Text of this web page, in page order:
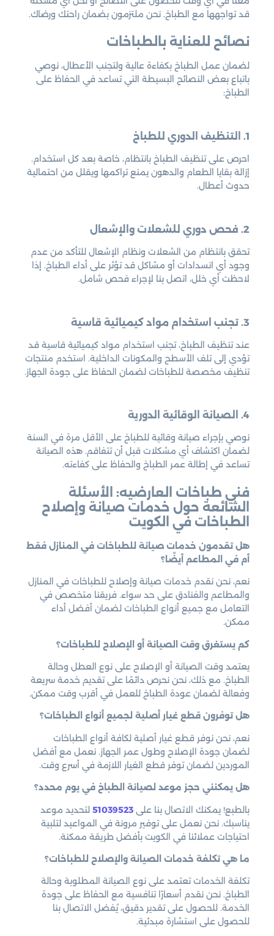
قد تواجهها مع الطباخ. نحن ملتزمون بضمان راحتك ورضاك.
نصائح للعناية بالطباخات
لضمان عمل الطباخ بكفاءة عالية ولتجنب الأعطال، نوصي
باتباع بعض النصائح البسيطة التي تساعد في الحفاظ على
الطباخ:
1. التنظيف الدوري للطباخ
احرص على تنظيف الطباخ بانتظام، خاصة بعد كل استخدام.
إزالة بقايا الطعام والدهون يمنع تراكمها ويقلل من احتمالية
حدوث أعطال.
2. فحص دوري للشعلات والإشعال
تحقق بانتظام من الشعلات ونظام الإشعال للتأكد من عدم
وجود أي انسدادات أو مشاكل قد تؤثر على أداء الطباخ. إذا
لاحظت أي خلل، اتصل بنا لإجراء فحص شامل.
3. تجنب استخدام مواد كيميائية قاسية
عند تنظيف الطباخ، تجنب استخدام مواد كيميائية قاسية قد
تؤدي إلى تلف الأسطح والمكونات الداخلية. استخدم منتجات
تنظيف مخصصة للطباخات لضمان الحفاظ على جودة الجهاز.
4. الصيانة الوقائية الدورية
نوصي بإجراء صيانة وقائية للطباخ على الأقل مرة في السنة
لضمان اكتشاف أي مشكلات قبل أن تتفاقم. هذه الصيانة
تساعد في إطالة عمر الطباخ والحفاظ على كفاءته.
فني طباخات العارضيه: الأسئلة
الشائعة حول خدمات صيانة وإصلاح
الطباخات في الكويت
هل تقدمون خدمات صيانة للطباخات في المنازل فقط
أم في المطاعم أيضًا؟
نعم، نحن نقدم خدمات صيانة وإصلاح للطباخات في المنازل
والمطاعم والفنادق على حد سواء. فريقنا متخصص في
التعامل مع جميع أنواع الطباخات لضمان أفضل أداء
ممكن.
كم يستغرق وقت الصيانة أو الإصلاح للطباخات؟
يعتمد وقت الصيانة أو الإصلاح على نوع العطل وحالة
الطباخ. مع ذلك، نحن نحرص دائمًا على تقديم خدمة سريعة
وفعالة لضمان عودة الطباخ للعمل في أقرب وقت ممكن.
هل توفرون قطع غيار أصلية لجميع أنواع الطباخات؟
نعم، نحن نوفر قطع غيار أصلية لكافة أنواع الطباخات
لضمان جودة الإصلاح وطول عمر الجهاز. نعمل مع أفضل
الموردين لضمان توفر قطع الغيار اللازمة في أسرع وقت.
هل يمكنني حجز موعد لصيانة الطباخ في يوم محدد؟
بالطبع! يمكنك الاتصال بنا على 51039523 لتحديد موعد
يناسبك. نحن نعمل على توفير مرونة في المواعيد لتلبية
احتياجات عملائنا في الكويت بأفضل طريقة ممكنة.
ما هي تكلفة خدمات الصيانة والإصلاح للطباخات؟
تكلفة الخدمات تعتمد على نوع الصيانة المطلوبة وحالة
الطباخ. نحن نقدم أسعارًا تنافسية مع الحفاظ على جودة
الخدمة. للحصول على تقدير دقيق، يُفضل الاتصال بنا
للحصول على استشارة مبدئية.